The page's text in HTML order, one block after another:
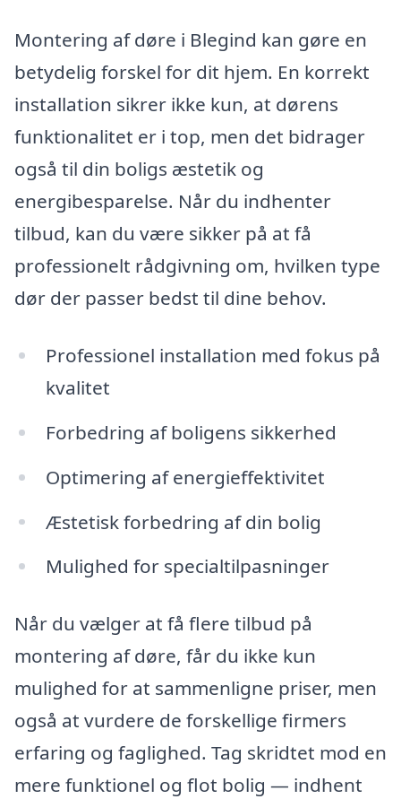
Montering af døre i Blegind kan gøre en
betydelig forskel for dit hjem. En korrekt
installation sikrer ikke kun, at dørens
funktionalitet er i top, men det bidrager
også til din boligs æstetik og
energibesparelse. Når du indhenter
tilbud, kan du være sikker på at få
professionelt rådgivning om, hvilken type
dør der passer bedst til dine behov.
Professionel installation med fokus på
kvalitet
Forbedring af boligens sikkerhed
Optimering af energieffektivitet
Æstetisk forbedring af din bolig
Mulighed for specialtilpasninger
Når du vælger at få flere tilbud på
montering af døre, får du ikke kun
mulighed for at sammenligne priser, men
også at vurdere de forskellige firmers
erfaring og faglighed. Tag skridtet mod en
mere funktionel og flot bolig — indhent